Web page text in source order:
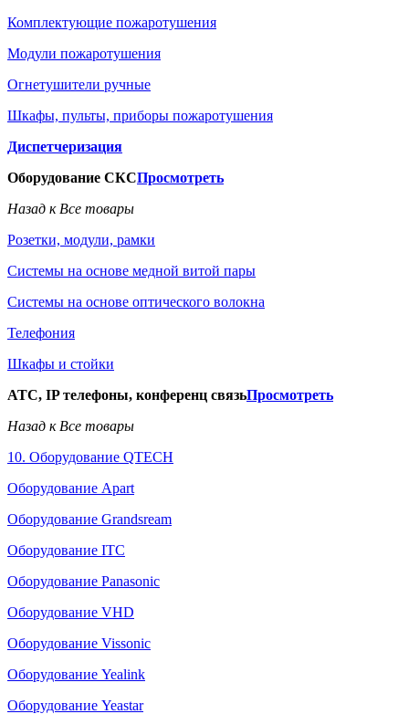
Комплектующие пожаротушения
Модули пожаротушения
Огнетушители ручные
Шкафы, пульты, приборы пожаротушения
Диспетчеризация
Оборудование СКСПросмотреть
Назад к Все товары
Розетки, модули, рамки
Системы на основе медной витой пары
Системы на основе оптического волокна
Телефония
Шкафы и стойки
АТС, IP телефоны, конференц связьПросмотреть
Назад к Все товары
10. Оборудование QTECH
Оборудование Apart
Оборудование Grandsream
Оборудование ITC
Оборудование Panasonic
Оборудование VHD
Оборудование Vissonic
Оборудование Yealink
Оборудование Yeastar